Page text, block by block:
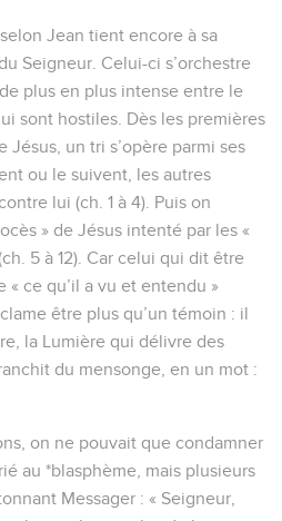
Jean tient encore à sa
Seigneur. Celui-ci s’orchestre
plus en plus intense entre le
sont hostiles. Dès les premières
un tri s’opère parmi ses
ou le suivent, les autres
lui (ch. 1 à 4). Puis on
» de Jésus intenté par les «
5 à 12). Car celui qui dit être
ce qu’il a vu et entendu »
être plus qu’un témoin : il
la Lumière qui délivre des
du mensonge, en un mot :
on ne pouvait que condamner
au *blasphème, mais plusieurs
Messager : « Seigneur,